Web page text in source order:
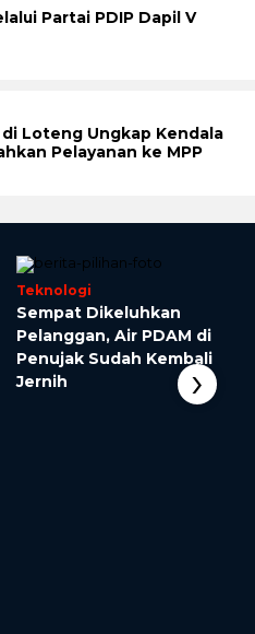
Partai PDIP Dapil V
Loteng Ungkap Kendala
Pelayanan ke MPP
Teknologi
Sempat Dikeluhkan
Pelanggan, Air PDAM di
Penujak Sudah Kembali
Jernih
›